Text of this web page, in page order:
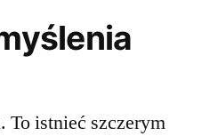
To istnieć szczerym